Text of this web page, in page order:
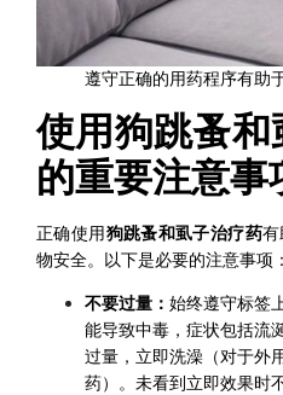
遵守正确的用药程序有助
使用狗跳蚤
的重要注意事
正确使用狗跳蚤和虱子治疗药
物安全。以下是必要的注意事项：
不要过量： 始终遵守标签
能导致中毒，症状包括流
过量，立即洗澡（对于外
药）。未看到立即效果时